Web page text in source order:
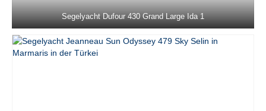
Jeanneau Sun Odyssey 410 Sky Ela in
Marmaris in der Türkei
Jeanneau Sun Odyssey 410 Sky Lina in
Marmaris in der Türkei
Segelyacht Dufour 430 Grand Large Ida 1